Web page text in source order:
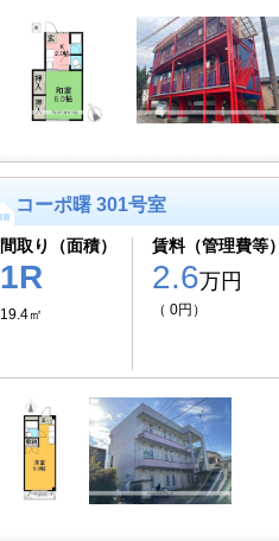
コーポ曙 301号室
間取り（面積）
1R
19.4㎡
賃料（管理費等）
2.6万円
（ 0円）